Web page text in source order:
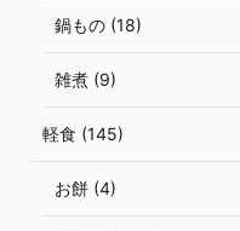
鍋もの (18)
雑煮 (9)
軽食 (145)
お餅 (4)